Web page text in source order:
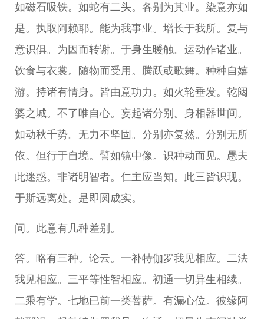
如磁石吸铁。如蛇有二头。各别为其业。染意亦如
是。执取阿赖耶。能为我事业。增长于我所。复与
意识俱。为因而转谢。于身生暖触。运动作诸业。
饮食与衣裳。随物而受用。腾跃或歌舞。种种自嬉
游。持诸有情身。皆由意功力。如火轮垂发。乾闼
婆之城。不了唯自心。妄起诸分别。身相器世间。
如动秋千势。无力不坚固。分别亦复然。分别无所
依。但行于自境。譬如镜中像。识种动而见。愚夫
此迷惑。非诸明智者。仁主应当知。此三皆识现。
于斯远离处。是即圆成实。
问。此意有几种差别。
答。略有三种。论云。一补特伽罗我见相应。二法
我见相应。三平等性智相应。初通一切异生相续。
二乘有学。七地已前一类菩萨。有漏心位。彼缘阿